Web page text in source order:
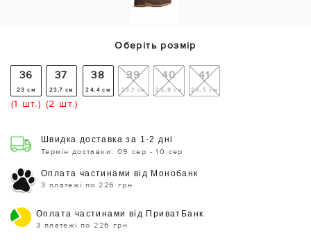
Оберіть розмір
36
23 см
(1 шт.)
37
23,7 см
(2 шт.)
38
24,4 см
39
25,1 см
40
25,8 см
41
26,5 см
Швидка доставка за 1-2 дні
Термін доставки: 09 сер - 10 сер
Оплата частинами від Монобанк
3 платежі по 226 грн
Оплата частинами від ПриватБанк
3 платежі по 226 грн